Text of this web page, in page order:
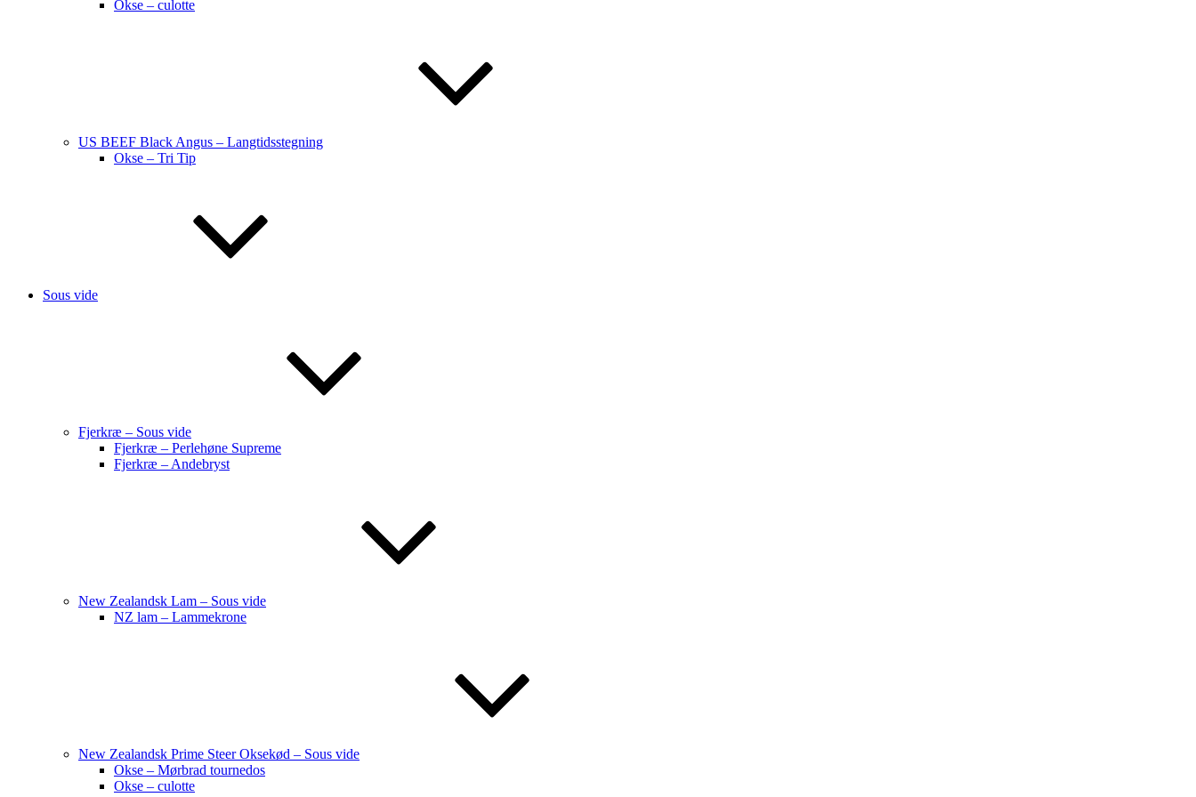
Okse – culotte
US BEEF Black Angus – Langtidsstegning
Okse – Tri Tip
Sous vide
Fjerkræ – Sous vide
Fjerkræ – Perlehøne Supreme
Fjerkræ – Andebryst
New Zealandsk Lam – Sous vide
NZ lam – Lammekrone
New Zealandsk Prime Steer Oksekød – Sous vide
Okse – Mørbrad tournedos
Okse – culotte